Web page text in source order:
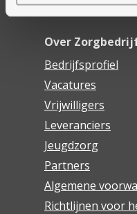
Webwinkel De
Over
Bedrijfsprofiel
Vacatures
Vrijwilligers
Leveranciers
Jeugdzorg
Partners
Algemene
Richtlijnen voor